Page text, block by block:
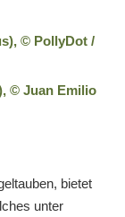
bietet
unter